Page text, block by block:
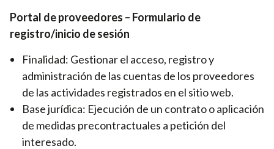
Portal de proveedores – Formulario de
registro/inicio de sesión
Finalidad: Gestionar el acceso, registro y
administración de las cuentas de los proveedores
de las actividades registrados en el sitio web.
Base jurídica: Ejecución de un contrato o aplicación
de medidas precontractuales a petición del
interesado.